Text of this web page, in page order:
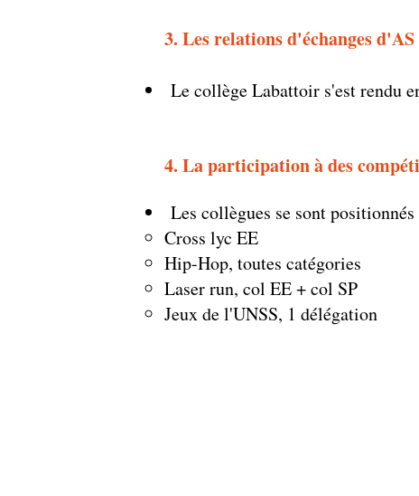
3. Les relations d'échanges
Le collège Labattoir s'est rendu
4. La participation à des
Les collègues se sont
Cross lyc EE​
Hip-Hop, toutes catégories
Laser run, col EE + col SP
Jeux de l'UNSS, 1 délégation